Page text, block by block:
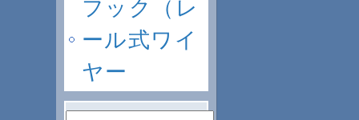
フック（レ
ール式ワイ
ヤー